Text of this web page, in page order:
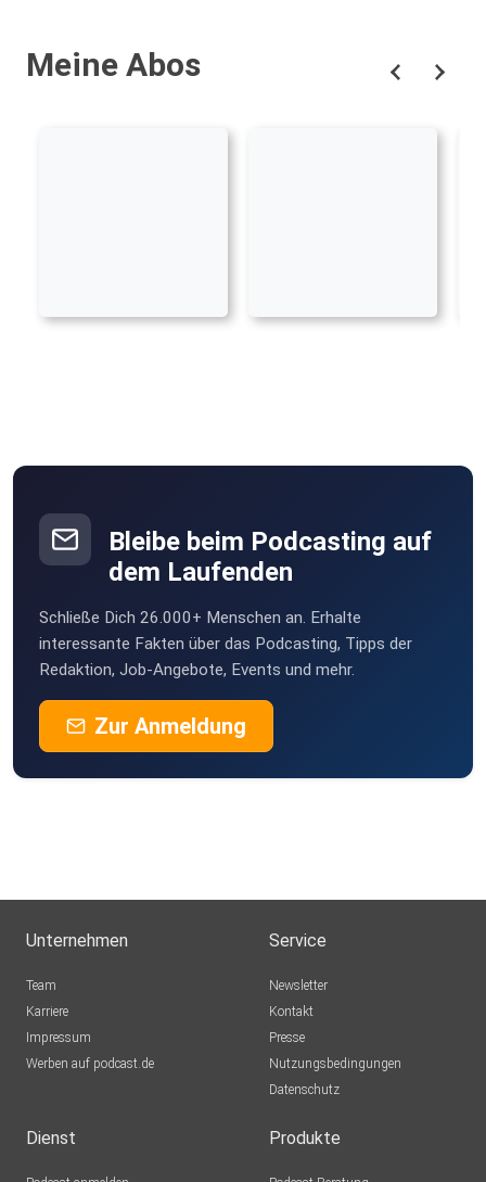
Meine Abos
Bleibe beim Podcasting auf
dem Laufenden
Schließe Dich 26.000+ Menschen an. Erhalte
interessante Fakten über das Podcasting, Tipps der
Redaktion, Job-Angebote, Events und mehr.
Zur Anmeldung
Unternehmen
Team
Karriere
Impressum
Werben auf podcast.de
Service
Newsletter
Kontakt
Presse
Nutzungsbedingungen
Datenschutz
Dienst Produkte